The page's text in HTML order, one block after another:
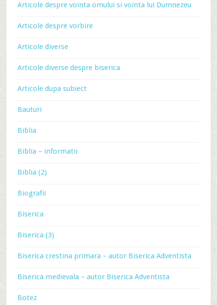
Articole despre vointa omului si vointa lui Dumnezeu
Articole despre vorbire
Articole diverse
Articole diverse despre biserica
Articole dupa subiect
Bauturi
Biblia
Biblia – informatii
Biblia (2)
Biografii
Biserica
Biserica (3)
Biserica crestina primara – autor Biserica Adventista
Biserica medievala – autor Biserica Adventista
Botez